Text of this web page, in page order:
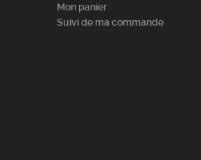
Mon panier
Suivi de ma commande